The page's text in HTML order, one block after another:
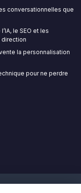
conversationnelles que
le SEO et les
direction
la personnalisation
pour ne perdre